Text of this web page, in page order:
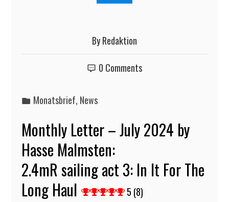
ByRedaktion
0 Comments
Monatsbrief, News
Monthly Letter – July 2024 by
Hasse Malmsten:
2.4mR sailing act 3: In It For The
Long Haul
5 (8)